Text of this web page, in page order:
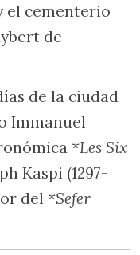
el cementerio
de
de la ciudad
Immanuel
*Les Six
Kaspi (1297-
del *Sefer